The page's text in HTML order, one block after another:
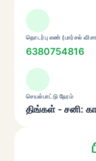
தொடர்பு எண் (பார்சல்
6380754816
செயல்பாட்டு நேரம்
திங்கள் - சனி: